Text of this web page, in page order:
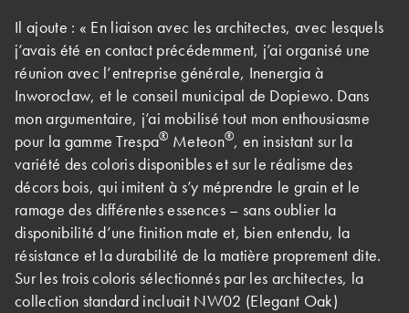
Il ajoute : « En liaison avec les architectes, avec lesquels
j’avais été en contact précédemment, j’ai organisé une
réunion avec l’entreprise générale, Inenergia à
Inworocław, et le conseil municipal de Dopiewo. Dans
mon argumentaire, j’ai mobilisé tout mon enthousiasme
pour la gamme Trespa® Meteon®, en insistant sur la
variété des coloris disponibles et sur le réalisme des
décors bois, qui imitent à s’y méprendre le grain et le
ramage des différentes essences – sans oublier la
disponibilité d’une finition mate et, bien entendu, la
résistance et la durabilité de la matière proprement dite.
Sur les trois coloris sélectionnés par les architectes, la
collection standard incluait NW02 (Elegant Oak)